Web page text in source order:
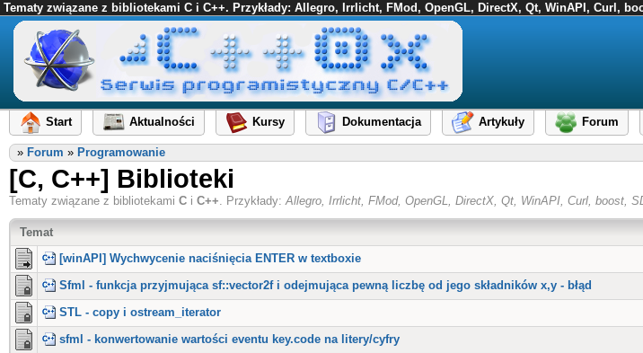
Tematy związane z bibliotekami C i C++. Przykłady: Allegro, Irrlicht, FMod, OpenGL, DirectX, Qt, WinAPI, Curl,
Start Aktualności Kursy Dokumentacja Artykuły Forum
» Forum » Programowanie
[C, C++] Biblioteki
Tematy związane z bibliotekami C i C++. Przykłady:Allegro, Irrlicht, FMod, OpenGL, DirectX, Qt, WinAPI, Curl, boost,
Temat
[winAPI] Wychwycenie naciśnięcia ENTER w textboxie
Sfml - funkcja przyjmująca sf::vector2f i odejmująca pewną liczbę od jego składników x,y - błąd
STL - copy i ostream_iterator
sfml - konwertowanie wartości eventu key.code na litery/cyfry